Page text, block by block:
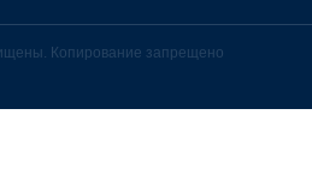
Копирование запрещено